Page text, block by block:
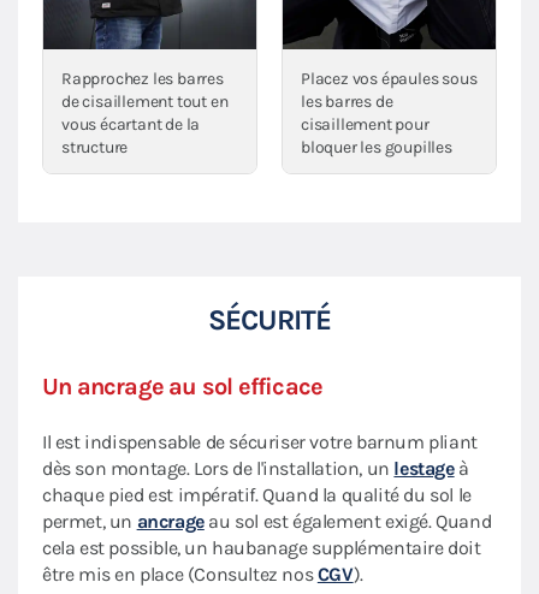
Rapprochez les barres
de cisaillement tout en
vous écartant de la
structure
Placez vos épaules sous
les barres de
cisaillement pour
bloquer les goupilles
SÉCURITÉ
Un ancrage au sol efficace
Il est indispensable de sécuriser votre barnum pliant
dès son montage. Lors de l'installation, un lestageà
chaque pied est impératif. Quand la qualité du sol le
permet, un ancrageau sol est également exigé. Quand
cela est possible, un haubanage supplémentaire doit
être mis en place (Consultez nosCGV).